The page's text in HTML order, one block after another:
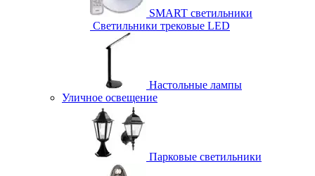
SMART светильники
Светильники трековые LED
Настольные лампы
Уличное освещение
Парковые светильники